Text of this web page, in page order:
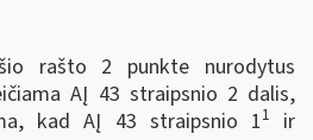
rašto 2 punkte nurodytus
AĮ 43 straipsnio 2 dalis,
kad AĮ 43 straipsnio 11
ir